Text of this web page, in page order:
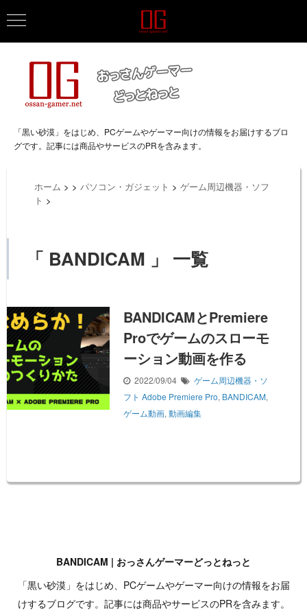
「黒い砂漠」をはじめ、PCゲームやゲーマー向けの情報をお届けするブロ
グです。記事には商品やサービスのPRを含みます。
ホーム > > パソコン・ガジェット > ゲーム周辺機器・ソフ
ト >
「 BANDICAM 」 一覧
BANDICAMとPremiere
Proでゲームのスローモ
ーション動画を作る
2022/09/04
ゲーム周辺機器・ソ
フト Adobe Premiere Pro, BANDICAM,
ゲーム動画, 動画編集
BANDICAM | おっさんゲーマーどっとねっと
「黒い砂漠」をはじめ、PCゲームやゲーマー向けの情報をお届
けするブログです。記事には商品やサービスのPRを含みます。